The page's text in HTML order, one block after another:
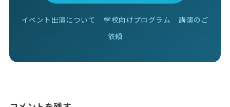
イベント出演について 学校向けプログラム
講演のご
依頼